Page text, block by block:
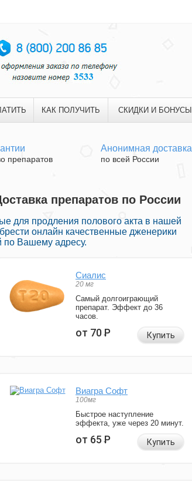
КАК ПОЛУЧИТЬ СКИДКИ И БОНУСЫ
препаратов
Анонимная доставка
по всей России
препаратов по России
для продления полового акта в нашей
онлайн качественные дженерики
по Вашему адресу.
Сиалис
20 мг
Самый долгоиграющий
препарат. Эффект до 36
часов.
от 70Р Купить
Виагра Софт
100мг
Быстрое наступление
эффекта, уже через 20 минут.
от 65Р Купить